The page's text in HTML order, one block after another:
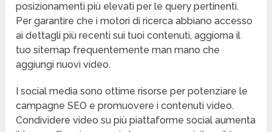
posizionamenti più elevati per le query pertinenti.
Per garantire che i motori di ricerca abbiano accesso
ai dettagli più recenti sui tuoi contenuti, aggiorna il
tuo sitemap frequentemente man mano che
aggiungi nuovi video.
I social media sono ottime risorse per potenziare le
campagne SEO e promuovere i contenuti video.
Condividere video su più piattaforme social aumenta